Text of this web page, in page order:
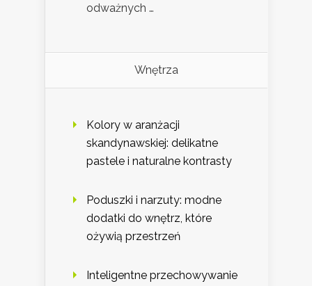
odważnych …
Wnętrza
Kolory w aranżacji
skandynawskiej: delikatne
pastele i naturalne kontrasty
Poduszki i narzuty: modne
dodatki do wnętrz, które
ożywią przestrzeń
Inteligentne przechowywanie